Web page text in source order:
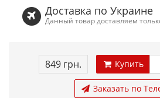
Доставка по Украине
Данный товар доставляем
849 грн. Купить
Заказать по